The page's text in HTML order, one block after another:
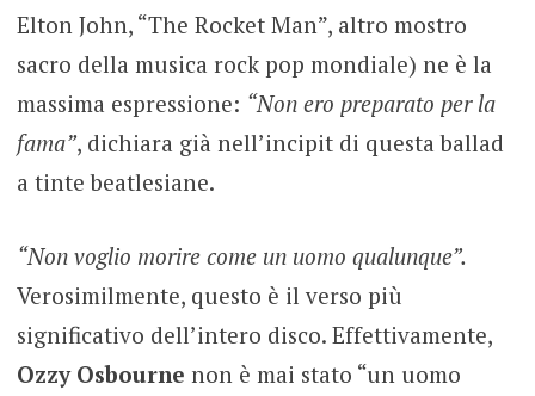
Elton John, “The Rocket Man”, altro mostro
sacro della musica rock pop mondiale) ne è la
massima espressione: “Non ero preparato per la
fama”, dichiara già nell’incipit di questa ballad
a tinte beatlesiane.
“Non voglio morire come un uomo qualunque”.
Verosimilmente, questo è il verso più
significativo dell’intero disco. Effettivamente,
Ozzy Osbourne non è mai stato “un uomo